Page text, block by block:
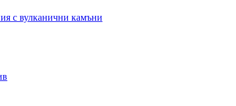
с вулканични камъни